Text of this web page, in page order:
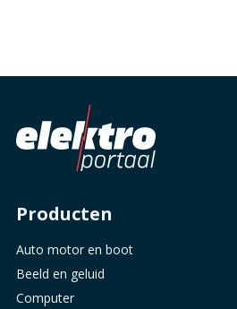
Producten
Auto motor en boot
Beeld en geluid
Computer